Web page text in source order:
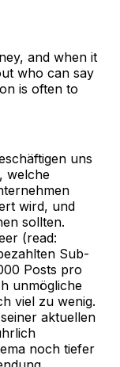
and when it
who can say
is often to
uns
welche
wird, und
sollten.
(read:
Sub-
Posts pro
unmögliche
viel zu wenig.
aktuellen
noch tiefer